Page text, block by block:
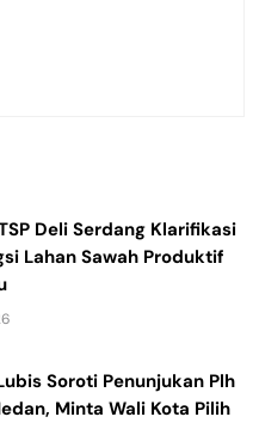
Deli Serdang Klarifikasi
Lahan Sawah Produktif
Soroti Penunjukan Plh
Minta Wali Kota Pilih